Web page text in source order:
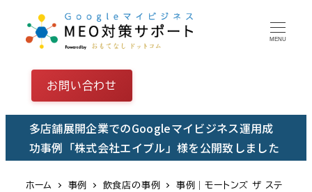
テ
MENU
お問い合わせ
多店舗展開企業でのGoogleマイビジネス運用成
功事例「株式会社エイブル」様を公開致しました
ホーム 事例 飲食店の事例
事例｜モートンズ ザ ステ